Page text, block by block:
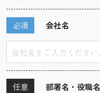
会社名
必須
部署名・役職名
任意